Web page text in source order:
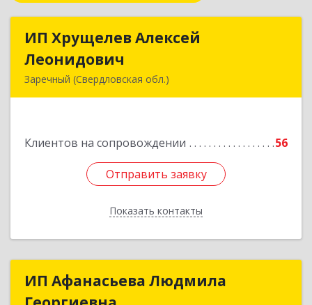
ИП Хрущелев Алексей
Леонидович
Заречный (Свердловская обл.)
Клиентов на сопровождении 56
Отправить заявку
Показать контакты
ИП Хрущелев Алексей
Подробнее
Отправить заявку
Назад
ИП Афанасьева Людмила
ИП Афанасьева Людмила